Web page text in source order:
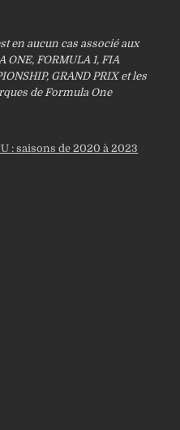
en aucun cas associé aux
ONE, FORMULA 1, FIA
GRAND PRIX et les
de Formula One
: saisons de 2020 à 2023